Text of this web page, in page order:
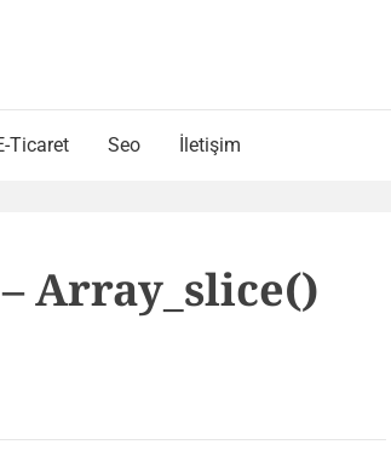
Ticaret Seo İletişim
Array_slice()